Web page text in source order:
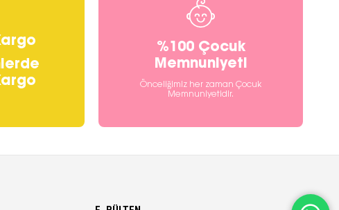
%100 Çocuk
Memnuniyeti
Önceliğimiz her zaman Çocuk
Memnuniyetidir.